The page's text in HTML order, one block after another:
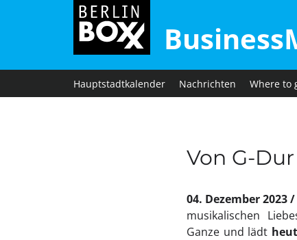
Hauptstadtkalender Nachrichten Where to
Von G-
04. Dezember 2023
musikalischen
Ganze und lädt